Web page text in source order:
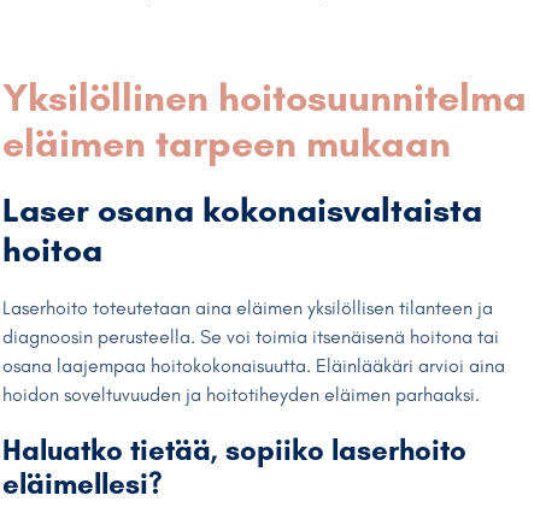
Yksilöllinen hoitosuunnitelma
eläimen tarpeen mukaan
Laser osana kokonaisvaltaista
hoitoa
Laserhoito toteutetaan aina eläimen yksilöllisen tilanteen ja
diagnoosin perusteella. Se voi toimia itsenäisenä hoitona tai
osana laajempaa hoitokokonaisuutta. Eläinlääkäri arvioi aina
hoidon soveltuvuuden ja hoitotiheyden eläimen parhaaksi.
Haluatko tietää, sopiiko laserhoito
eläimellesi?